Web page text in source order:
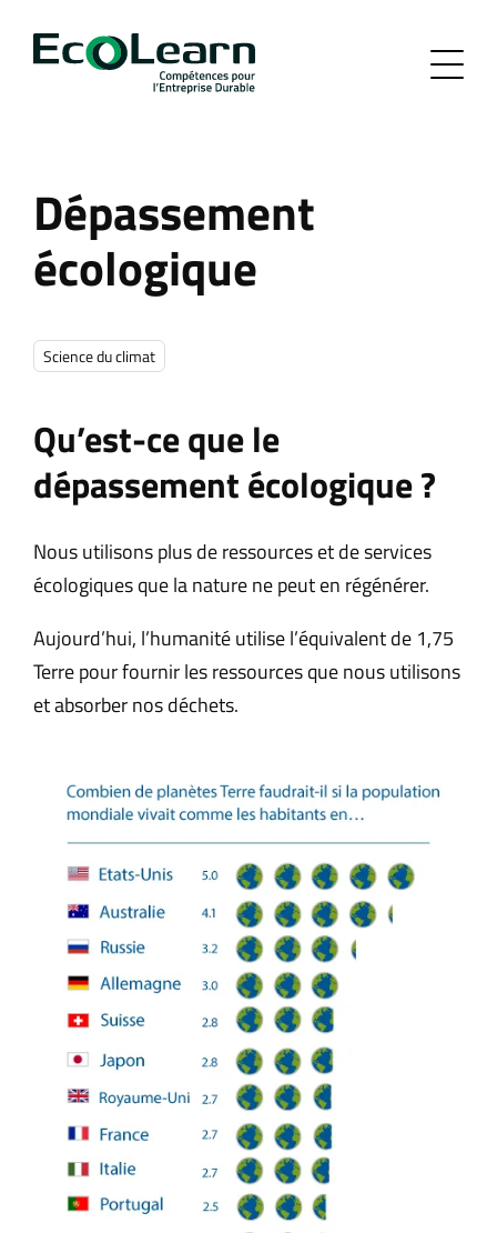
Dépassement
écologique
Science du climat
Qu’est-ce que le
dépassement écologique ?
Nous utilisons plus de ressources et de services
écologiques que la nature ne peut en régénérer.
Aujourd’hui, l’humanité utilise l’équivalent de 1,75
Terre pour fournir les ressources que nous utilisons
et absorber nos déchets.